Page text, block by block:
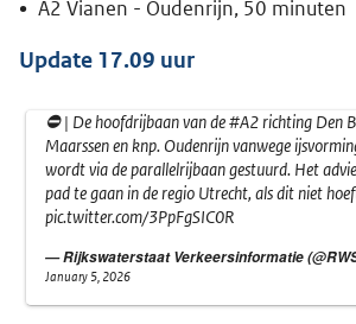
A2 Vianen - Oudenrijn, 50 minuten
Update 17.09 uur
⛔️ | De hoofdrijbaan van de#A2richting Den
Maarssen en knp. Oudenrijn vanwege
wordt via de parallelrijbaan gestuurd. Het
pad te gaan in de regio Utrecht, als dit niet
pic.twitter.com/3PpFgSIC0R
— Rijkswaterstaat Verkeersinformatie
January 5, 2026